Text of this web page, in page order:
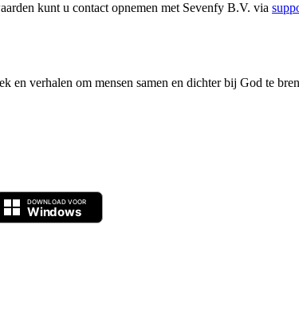
kunt u contact opnemen met Sevenfy B.V. via
verhalen om mensen samen en dichter bij God te